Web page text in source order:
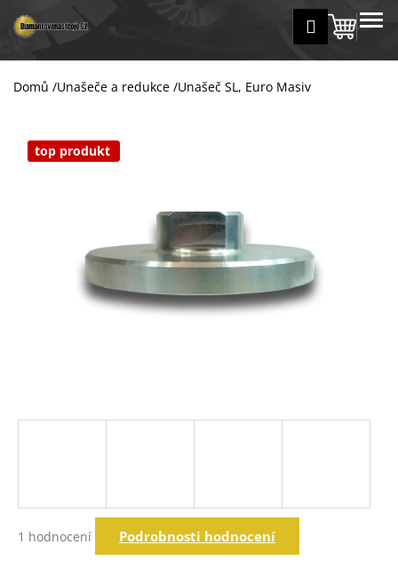
na
obsah
Přihlášení
košík
MENU
Domů /Unašeče a redukce /Unašeč SL, Euro Masiv
hodnocení
1 hodnocení Podrobnosti hodnocení
top produkt
š
Zpět
Zpět
C
p
o
a
?